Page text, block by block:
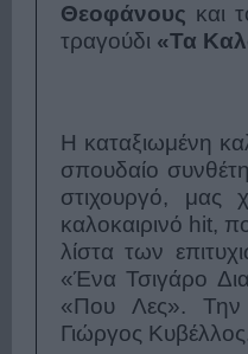
Θεοφάνους και
τραγούδι «Τα
Η καταξιωμένη
σπουδαίο
στιχουργό, μας
καλοκαιρινό hit,
λίστα των
«Ένα Τσιγάρο
«Που Λες».
Γιώργος